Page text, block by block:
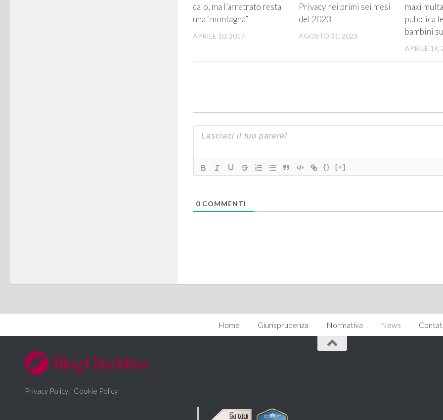
calo, ma l’arretrato resta
una “montagna”
APRILE 10, 2017
Privacy nei primi sei mesi
del 2023
AGOSTO 31, 2023
maxi
pubblica
bambini
APRILE 19,
{} [+]
0 COMMENTI
Home Giurisprudenza Normativa News
Privacy Policy | Cookie Policy